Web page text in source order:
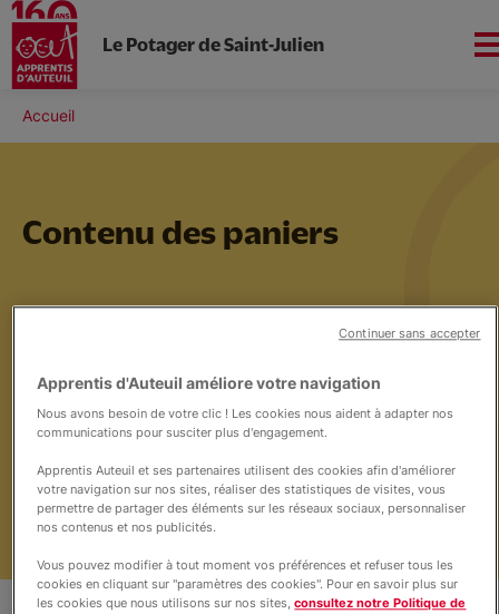
Le Potager de Saint-Julien
Nous soutenir
Contenu des paniers de la semaine
Fil
d'Ariane
Accueil
Contenu des paniers
Apprentis d'Auteuil améliore votre navigation
Nous avons besoin de votre clic ! Les cookies nous aident à adapter nos
communications pour susciter plus d'engagement.
Apprentis Auteuil et ses partenaires utilisent des cookies afin d'améliorer
votre navigation sur nos sites, réaliser des statistiques de visites, vous
permettre de partager des éléments sur les réseaux sociaux, personnaliser
nos contenus et nos publicités.
Vous pouvez modifier à tout moment vos préférences et refuser tous les
cookies en cliquant sur "paramètres des cookies". Pour en savoir plus sur
les cookies que nous utilisons sur nos sites,consultez notre Politique de
Continuer sans accepter